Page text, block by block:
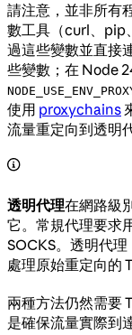
請注意，並非所有
數工具（curl、pip
過這些變數並直接
些變數；在 Node
使用 proxychains
流量重定向到透明
透明代理在網路級
它。常規代理要求
SOCKS。透明代
處理原始重定向的
兩種方法仍然需要
是確保流量實際到